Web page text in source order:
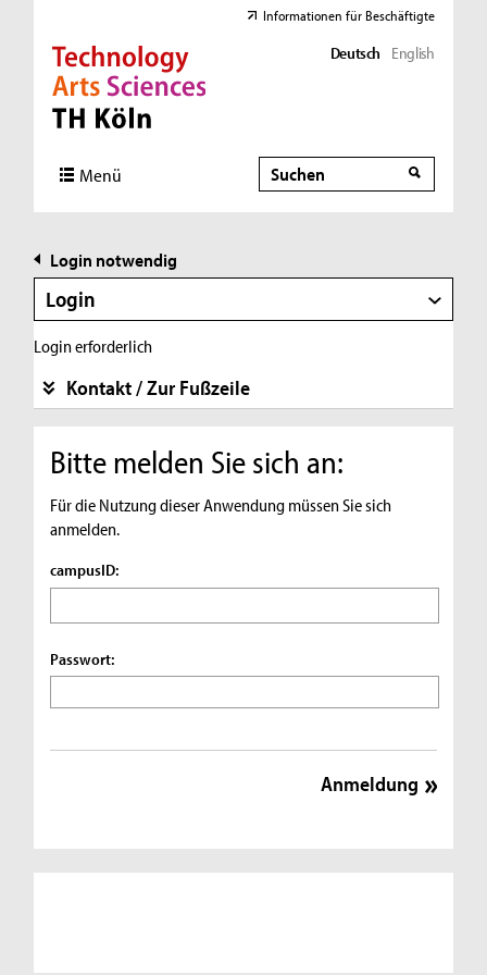
Direkt zur Hauptnavigation
Direkt zur Subnavigation
Direkt zum Inhalt
Direkt zum Fußbereich
Informationen für Beschäftigte
Deutsch English
Menü Suche
Suche
Login notwendig
Login
Login erforderlich
Kontakt / Zur Fußzeile
Bitte melden Sie sich an:
Für die Nutzung dieser Anwendung müssen Sie sich
anmelden.
campusID:
Passwort: